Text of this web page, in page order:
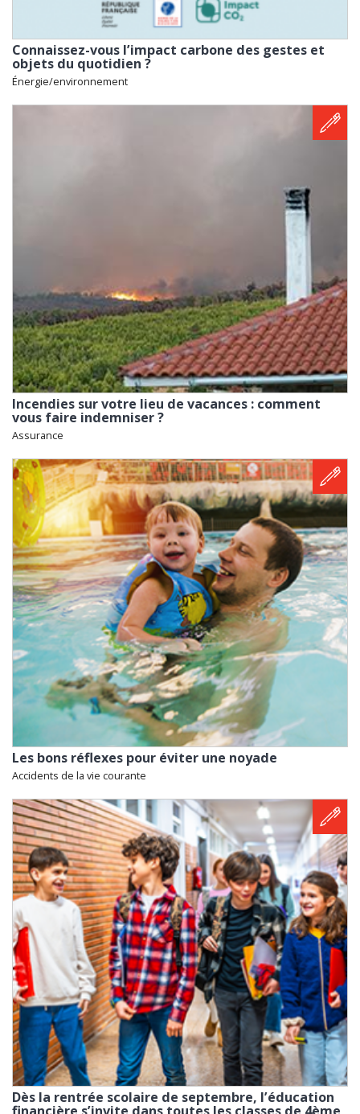
Connaissez-vous l’impact carbone des gestes et
objets du quotidien ?
Énergie/environnement
Incendies sur votre lieu de vacances : comment
vous faire indemniser ?
Assurance
Les bons réflexes pour éviter une noyade
Accidents de la vie courante
Dès la rentrée scolaire de septembre, l’éducation